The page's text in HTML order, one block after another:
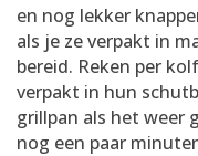
en nog lekker
als je ze verpakt in
bereid. Reken per
verpakt in hun
grillpan als het weer
nog een paar